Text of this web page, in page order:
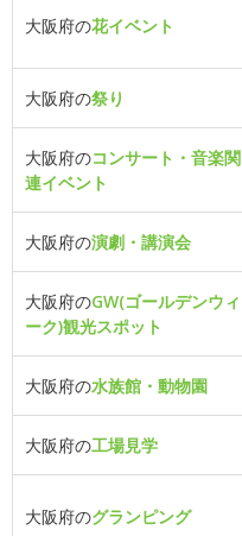
大阪府の花イベント
大阪府の祭り
大阪府のコンサート・音楽関
連イベント
大阪府の演劇・講演会
大阪府のGW(ゴールデンウィ
ーク)観光スポット
大阪府の水族館・動物園
大阪府の工場見学
大阪府のグランピング